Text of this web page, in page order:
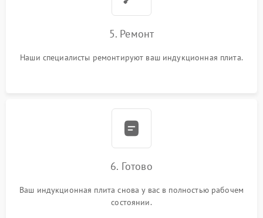
5. Ремонт
Наши специалисты ремонтируют ваш индукционная плита.
6. Готово
Ваш индукционная плита снова у вас в полностью рабочем
состоянии.